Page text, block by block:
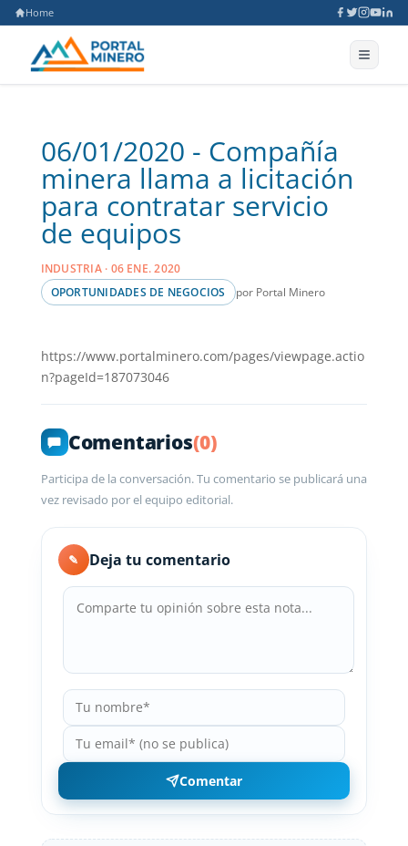
Home
06/01/2020 - Compañía
minera llama a licitación
para contratar servicio
de equipos
INDUSTRIA · 06 ENE. 2020
OPORTUNIDADES DE NEGOCIOS
por Portal Minero
https://www.portalminero.com/pages/viewpage.actio
n?pageId=187073046
Comentarios(0)
Participa de la conversación. Tu comentario se publicará una
vez revisado por el equipo editorial.
✎ Deja tu comentario
Comentar